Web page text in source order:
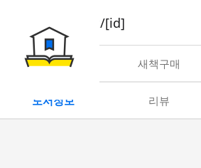
book/rent/[id]
대여 새책구매
도서정보 리뷰